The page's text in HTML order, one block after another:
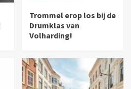
Trommel erop los bij de
Drumklas van
Volharding!